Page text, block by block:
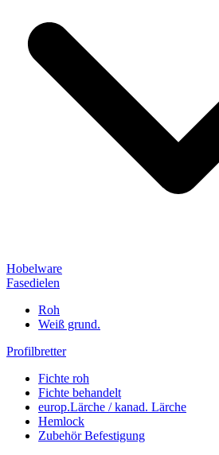
Hobelware
Fasedielen
Roh
Weiß grund.
Profilbretter
Fichte roh
Fichte behandelt
europ.Lärche / kanad. Lärche
Hemlock
Zubehör Befestigung